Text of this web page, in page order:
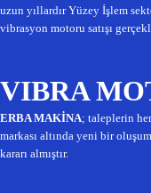
uzun yıllardır Yüzey İşlem
vibrasyon motoru satışı
VIBRA
ERBA MAKİNA; taleplerin
markası altında yeni bir
kararı almıştır.